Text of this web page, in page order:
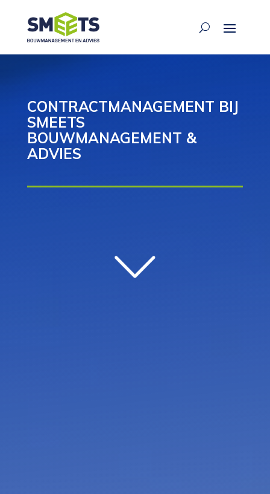
CONTRACTMANAGEMENT BIJ
SMEETS
BOUWMANAGEMENT &
ADVIES